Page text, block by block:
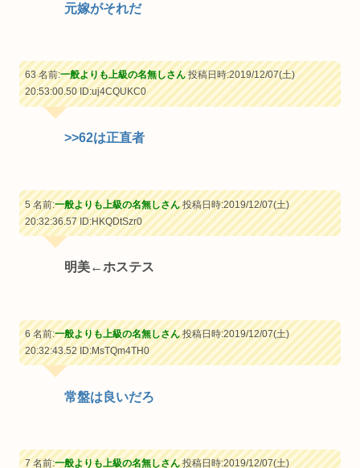
元嫁がそれだ
63 名前:一般よりも上級の名無しさん投稿日時:2019/12/07(土)
20:53:00.50ID:uj4CQUKC0
>>62は正直者
5 名前:一般よりも上級の名無しさん投稿日時:2019/12/07(土)
20:32:36.57ID:HKQDtSzr0
明美←ホステス
6 名前:一般よりも上級の名無しさん投稿日時:2019/12/07(土)
20:32:43.52ID:MsTQm4TH0
常盤は良いだろ
7 名前:一般よりも上級の名無しさん投稿日時:2019/12/07(土)